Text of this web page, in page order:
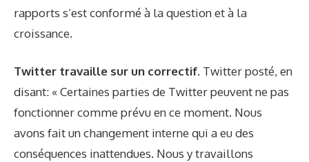
rapports s’est conformé à la question et à la
croissance.
Twitter travaille sur un correctif. Twitterposté, en
disant: « Certaines parties de Twitter peuvent ne pas
fonctionner comme prévu en ce moment. Nous
avons fait un changement interne qui a eu des
conséquences inattendues. Nous y travaillons